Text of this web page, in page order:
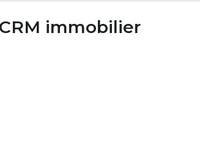
immobilier